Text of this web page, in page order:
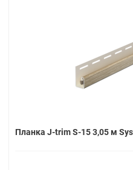
Планка J-trim S-15 3,05 м